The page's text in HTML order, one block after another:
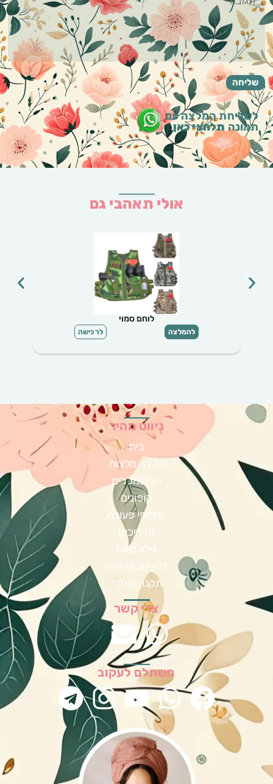
לשליחת המלצה עם
תמונה תלחצי כאן
אולי תאהבי גם
מלכת הסוכריות שמלה לבנה עם טול
להמלצה לרכישה
ניווט מהיר
בית
כל ההמלצות
הכי נמכרים
קופונים
שיתופי פעולה
מדריכים
גילוי נאות
מדיניות פרטיות
תקנון האתר
צרי קשר
משתלם לעקוב